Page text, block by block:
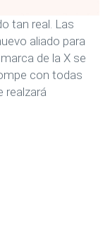
tan real. Las
aliado para
de la X se
con todas
realzará